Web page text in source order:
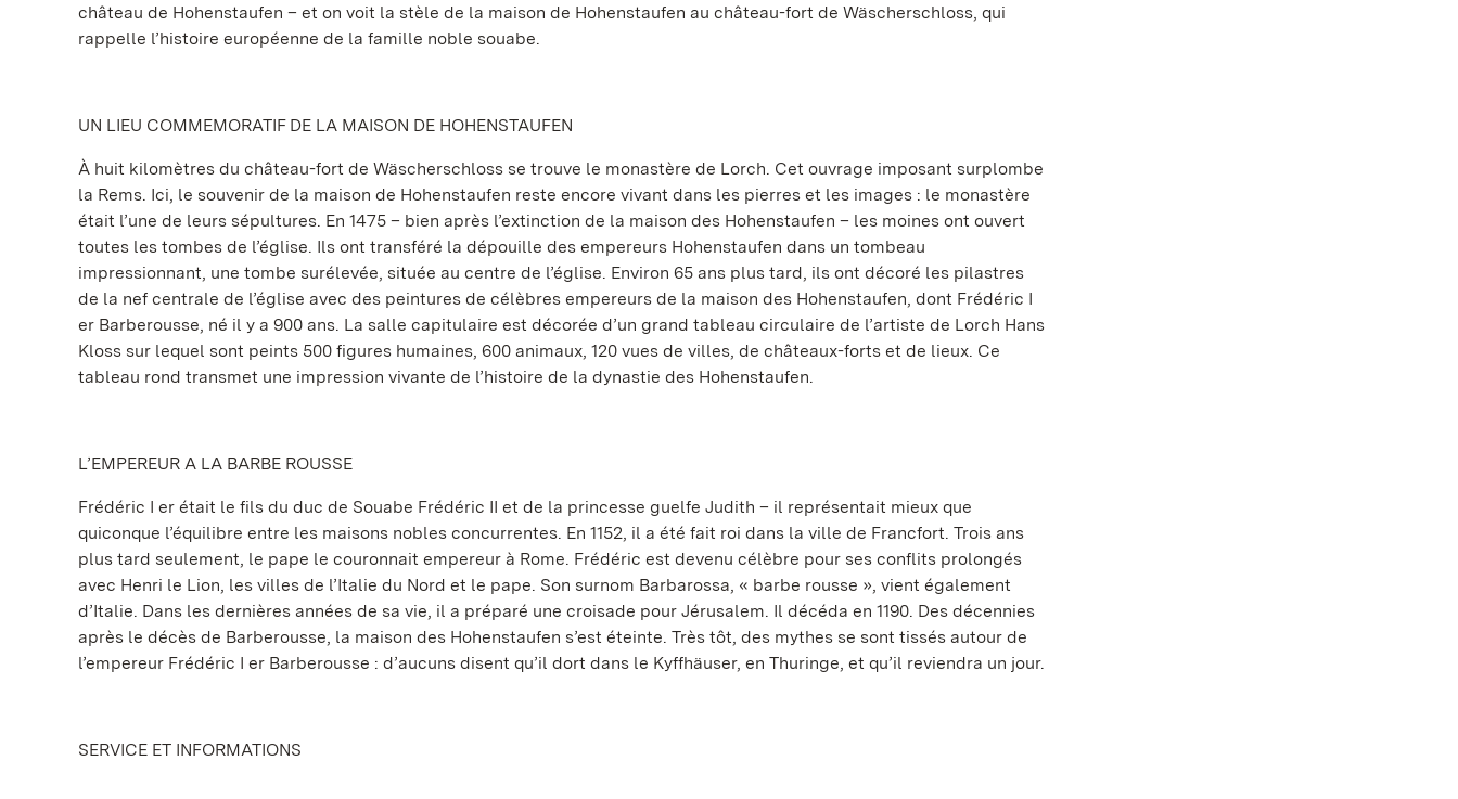
château de Hohenstaufen – et on voit la stèle de la maison de Hohenstaufen au château-fort de Wäscherschloss, qui
rappelle l’histoire européenne de la famille noble souabe.
UN LIEU COMMEMORATIF DE LA MAISON DE HOHENSTAUFEN
À huit kilomètres du château-fort de Wäscherschloss se trouve le monastère de Lorch. Cet ouvrage imposant surplombe
la Rems. Ici, le souvenir de la maison de Hohenstaufen reste encore vivant dans les pierres et les images : le monastère
était l’une de leurs sépultures. En 1475 – bien après l’extinction de la maison des Hohenstaufen – les moines ont ouvert
toutes les tombes de l’église. Ils ont transféré la dépouille des empereurs Hohenstaufen dans un tombeau
impressionnant, une tombe surélevée, située au centre de l’église. Environ 65 ans plus tard, ils ont décoré les pilastres
de la nef centrale de l’église avec des peintures de célèbres empereurs de la maison des Hohenstaufen, dont Frédéric I
er Barberousse, né il y a 900 ans. La salle capitulaire est décorée d’un grand tableau circulaire de l’artiste de Lorch Hans
Kloss sur lequel sont peints 500 figures humaines, 600 animaux, 120 vues de villes, de châteaux-forts et de lieux. Ce
tableau rond transmet une impression vivante de l’histoire de la dynastie des Hohenstaufen.
L’EMPEREUR A LA BARBE ROUSSE
Frédéric I er était le fils du duc de Souabe Frédéric II et de la princesse guelfe Judith – il représentait mieux que
quiconque l’équilibre entre les maisons nobles concurrentes. En 1152, il a été fait roi dans la ville de Francfort. Trois ans
plus tard seulement, le pape le couronnait empereur à Rome. Frédéric est devenu célèbre pour ses conflits prolongés
avec Henri le Lion, les villes de l’Italie du Nord et le pape. Son surnom Barbarossa, « barbe rousse », vient également
d’Italie. Dans les dernières années de sa vie, il a préparé une croisade pour Jérusalem. Il décéda en 1190. Des décennies
après le décès de Barberousse, la maison des Hohenstaufen s’est éteinte. Très tôt, des mythes se sont tissés autour de
l’empereur Frédéric I er Barberousse : d’aucuns disent qu’il dort dans le Kyffhäuser, en Thuringe, et qu’il reviendra un jour.
SERVICE ET INFORMATIONS